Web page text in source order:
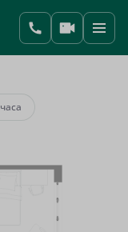
9 108 000 руб.